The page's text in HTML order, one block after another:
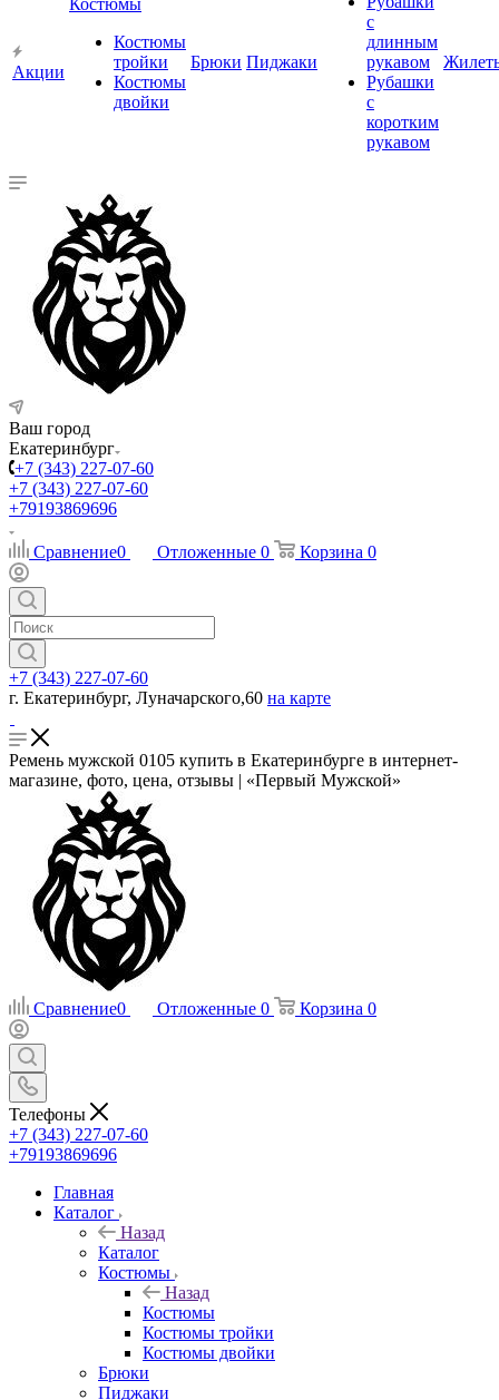
Акции
Костюмы
Костюмы
тройки
Костюмы
двойки
Брюки Пиджаки
с
длинным
рукавом
Рубашки
с
коротким
рукавом
Ваш город
Екатеринбург
+7 (343) 227-07-60
+7 (343) 227-07-60
+79193869696
Сравнение0 Отложенные 0 Корзина 0
+7 (343) 227-07-60
г. Екатеринбург, Луначарского,60 на карте
Ремень мужской 0105 купить в Екатеринбурге в интернет-
магазине, фото, цена, отзывы | «Первый Мужской»
Сравнение0 Отложенные 0 Корзина 0
Телефоны
+7 (343) 227-07-60
+79193869696
Главная
Каталог
Назад
Каталог
Костюмы
Назад
Костюмы
Костюмы тройки
Костюмы двойки
Брюки
Пиджаки